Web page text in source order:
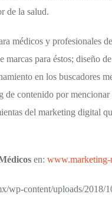
de la salud.
médicos y profesionales
para éstos; diseño
en los buscadores
de contenido por
del marketing digital
en: